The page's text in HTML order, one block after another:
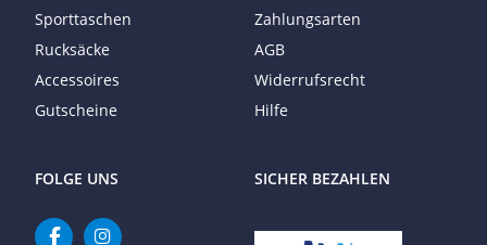
Sporttaschen
Rucksäcke
Accessoires
Gutscheine
Zahlungsarten
AGB
Widerrufsrecht
Hilfe
FOLGE UNS SICHER BEZAHLEN